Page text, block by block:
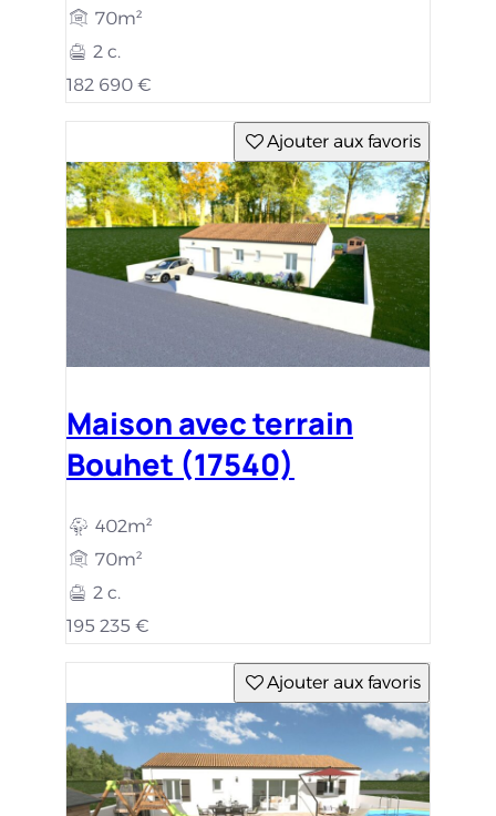
70m²
2 c.
182 690 €
Ajouter aux favoris
Maison avec terrain
Bouhet (17540)
402m²
70m²
2 c.
195 235 €
Ajouter aux favoris